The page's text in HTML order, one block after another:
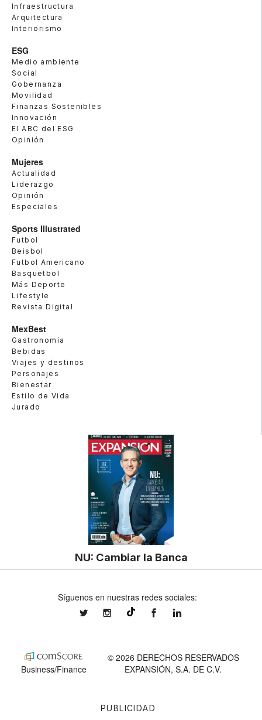
Infraestructura
Arquitectura
Interiorismo
ESG
Medio ambiente
Social
Gobernanza
Movilidad
Finanzas Sostenibles
Innovación
El ABC del ESG
Opinión
Mujeres
Actualidad
Liderazgo
Opinión
Especiales
Sports Illustrated
Futbol
Beisbol
Futbol Americano
Basquetbol
Más Deporte
Lifestyle
Revista Digital
MexBest
Gastronomía
Bebidas
Viajes y destinos
Personajes
Bienestar
Estilo de Vida
Jurado
NU: Cambiar la Banca
PUBLICIDAD
Síguenos en nuestras redes sociales:
expansionmxexpansionmx ExpansionMex
Business/Finance
© 2026 DERECHOS RESERVADOS
EXPANSIÓN, S.A. DE C.V.